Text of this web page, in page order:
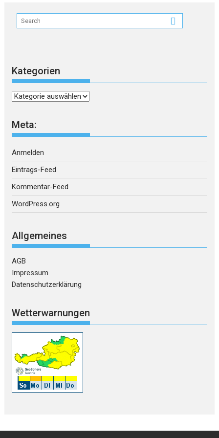
Kategorien
Kategorien
Meta:
Anmelden
Eintrags-Feed
Kommentar-Feed
WordPress.org
Allgemeines
AGB
Impressum
Datenschutzerklärung
Wetterwarnungen